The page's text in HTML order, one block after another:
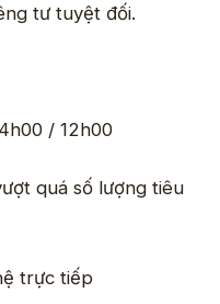
tư tuyệt đối.
/ 12h00
quá số lượng tiêu
trực tiếp